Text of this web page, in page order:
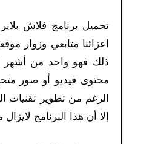
ذلك فهو واحد من أشهر
محتوى فيديو أو صور
الرغم من تطوير تقنيات
إلا أن هذا البرنامج